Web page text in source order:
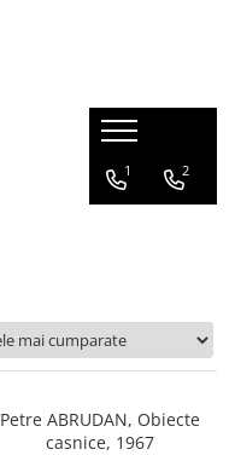
1 2
Petre ABRUDAN, Obiecte
casnice, 1967